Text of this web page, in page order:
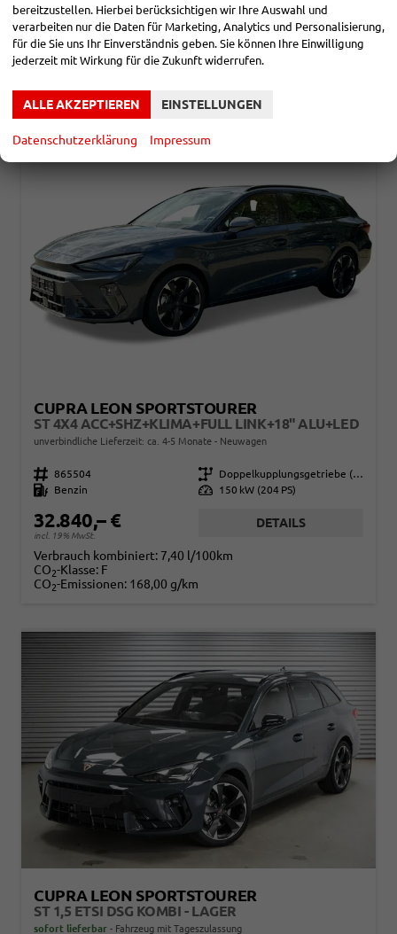
32.590,– €
incl. 19% MwSt.
DETAILS
Verbrauch kombiniert: 5,50 l/100km
CO2 -Emissionen:124,00 g/km
CUPRA LEON SPORTSTOURER
ST 4X4 ACC+SHZ+KLIMA+FULL LINK+18" ALU+LED
unverbindliche Lieferzeit: ca. 4-5 Monate Neuwagen
Fahrzeugnr. 865504 Getriebe
Doppelkupplungsgetriebe (DSG)
Kraftstoff
Benzin Leistung 150 kW (204 PS)
32.840,– €
incl. 19% MwSt.
DETAILS
Verbrauch kombiniert: 7,40 l/100km
CO2-Klasse: F
CO2-Emissionen: 168,00 g/km
CUPRA LEON SPORTSTOURER
ST 1,5 ETSI DSG KOMBI - LAGER
sofort lieferbar Fahrzeug mit Tageszulassung
bereitzustellen. Hierbei berücksichtigen wir Ihre Auswahl und
verarbeiten nur die Daten für Marketing, Analytics und Personalisierung,
für die Sie uns Ihr Einverständnis geben. Sie können Ihre Einwilligung
jederzeit mit Wirkung für die Zukunft widerrufen.
ALLE AKZEPTIEREN EINSTELLUNGEN
Datenschutzerklärung Impressum